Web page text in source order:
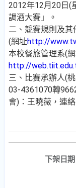
2012年12月20日(
調酒大賽」。
二、競賽規則及
(網址http://
本校餐旅管理系(網
http://
三、比賽承辦人(
03-4361070轉
會)：王曉薇，連
下架日期